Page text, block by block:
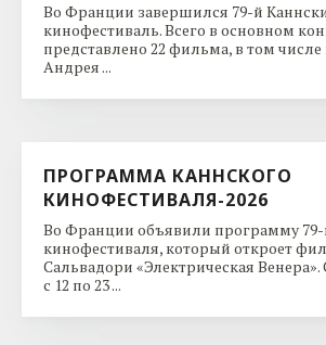
Во Франции завершился 79-й
кинофестиваль. Всего в основном
представлено 22 фильма, в том
Андрея ...
ПРОГРАММА КАННСКОГО
КИНОФЕСТИВАЛЯ-2026
Во Франции объявили программу 79-
кинофестиваля, который откроет
Сальвадори «Электрическая
с 12 по 23 ...